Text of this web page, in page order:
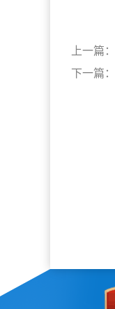
上一篇：
下一篇：